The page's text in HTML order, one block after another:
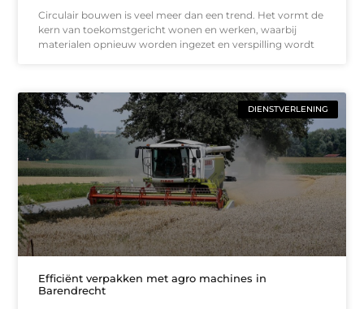
Circulair bouwen is veel meer dan een trend. Het vormt de
kern van toekomstgericht wonen en werken, waarbij
materialen opnieuw worden ingezet en verspilling wordt
DIENSTVERLENING
Efficiënt verpakken met agro machines in
Barendrecht